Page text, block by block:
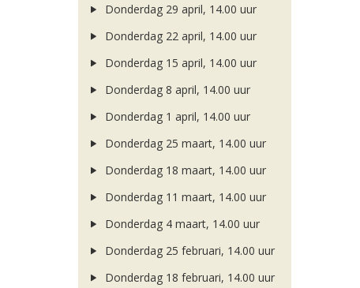
Donderdag 29 april, 14.00 uur
Donderdag 22 april, 14.00 uur
Donderdag 15 april, 14.00 uur
Donderdag 8 april, 14.00 uur
Donderdag 1 april, 14.00 uur
Donderdag 25 maart, 14.00 uur
Donderdag 18 maart, 14.00 uur
Donderdag 11 maart, 14.00 uur
Donderdag 4 maart, 14.00 uur
Donderdag 25 februari, 14.00 uur
Donderdag 18 februari, 14.00 uur